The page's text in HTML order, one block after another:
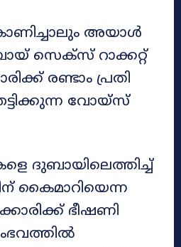
അയാൾ
സെക്‌സ് റാക്കറ്റ്
രണ്ടാം പ്രതി
വോയ്‌സ്
ദുബായിലെത്തിച്ച്
കൈമാറിയെന്ന
ഭീഷണി